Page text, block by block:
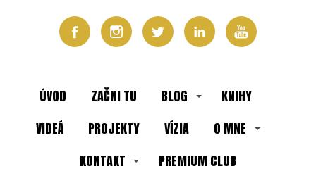
ÚVOD ZAČNI TU BLOG
KNIHY
VIDEÁ
PROJEKTY VÍZIA
O MNE
KONTAKT
PREMIUM CLUB